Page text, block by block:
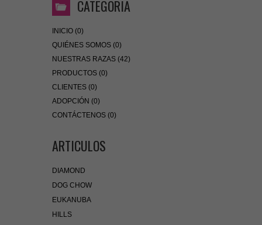
CATEGORIA
INICIO (0)
QUIÉNES SOMOS (0)
NUESTRAS RAZAS (42)
PRODUCTOS (0)
CLIENTES (0)
ADOPCIÓN (0)
CONTÁCTENOS (0)
ARTICULOS
DIAMOND
DOG CHOW
EUKANUBA
HILLS